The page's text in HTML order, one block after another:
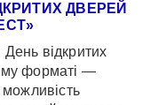
ДВЕРЕЙ
відкритих
форматі —